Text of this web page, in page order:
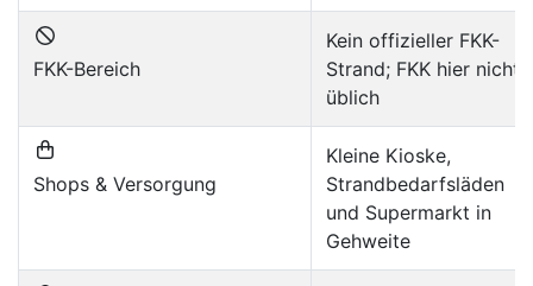
FKK-Bereich
Kein offizieller FKK-
Strand; FKK hier nicht
üblich
Shops & Versorgung
Kleine Kioske,
Strandbedarfsläden
und Supermarkt in
Gehweite